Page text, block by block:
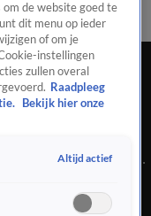
redactiePanelVideo's
van Assen. Een
met een ravage op
opspraak geraakt nu
de website goed te
dit menu op ieder
of om je
instellingen
zullen overal
Raadpleeg
Bekijk hier onze
Altijd actief